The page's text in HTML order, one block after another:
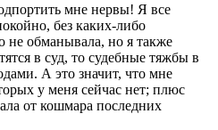
мне нервы! Я все
без каких-либо
не обманывала, но я также
в суд, то судебные тяжбы в
А это значит, что мне
у меня сейчас нет; плюс
от кошмара последних